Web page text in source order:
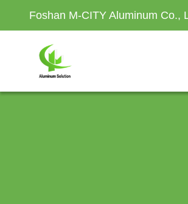
Foshan M-CITY Aluminum Co.,